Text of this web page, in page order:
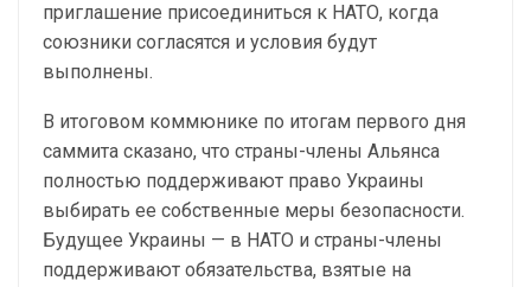
приглашение присоединиться к НАТО, когда
союзники согласятся и условия будут
выполнены.
В итоговом коммюнике по итогам первого дня
саммита сказано, что страны-члены Альянса
полностью поддерживают право Украины
выбирать ее собственные меры безопасности.
Будущее Украины — в НАТО и страны-члены
поддерживают обязательства, взятые на